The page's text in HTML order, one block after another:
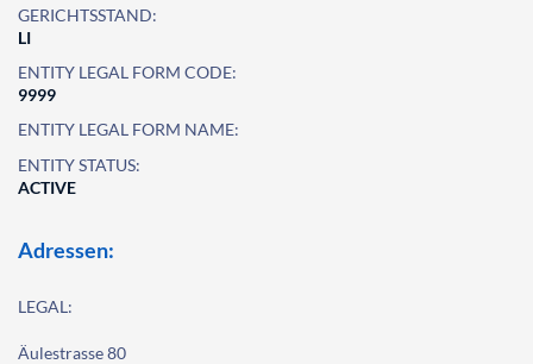
GERICHTSSTAND:
LI
ENTITY LEGAL FORM CODE:
9999
ENTITY LEGAL FORM NAME:
ENTITY STATUS:
ACTIVE
Adressen:
LEGAL:
Äulestrasse 80